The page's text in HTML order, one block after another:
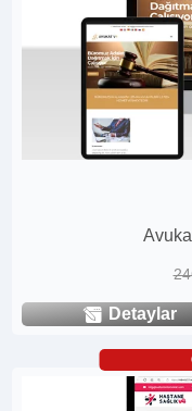
Detaylar